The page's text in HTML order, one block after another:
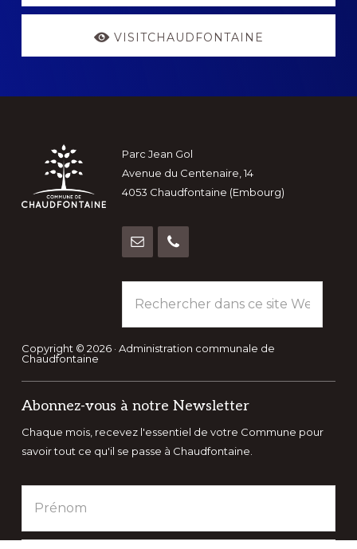
VISITCHAUDFONTAINE
Footer
Parc Jean Gol
Avenue du Centenaire, 14
4053 Chaudfontaine (Embourg)
dans
ce
site
Copyright © 2026 · Administration communale de
Chaudfontaine
Abonnez-vous à notre Newsletter
Chaque mois, recevez l'essentiel de votre Commune pour
savoir tout ce qu'il se passe à Chaudfontaine.